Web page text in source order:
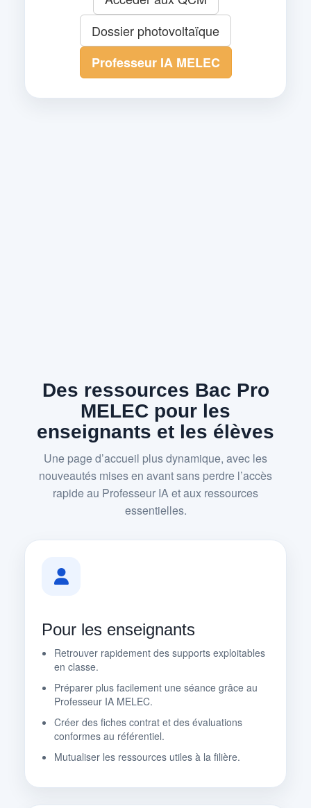
Dossier photovoltaïque
Professeur IA MELEC
Des ressources Bac Pro
MELEC pour les
enseignants et les élèves
Une page d’accueil plus dynamique, avec les
nouveautés mises en avant sans perdre l’accès
rapide au Professeur IA et aux ressources
essentielles.
Pour les enseignants
Retrouver rapidement des supports exploitables
en classe.
Préparer plus facilement une séance grâce au
Professeur IA MELEC.
Créer des fiches contrat et des évaluations
conformes au référentiel.
Mutualiser les ressources utiles à la filière.